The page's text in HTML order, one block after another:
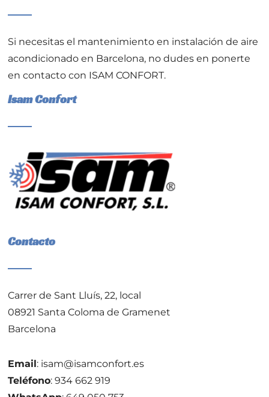
Si necesitas el mantenimiento en instalación de aire
acondicionado en Barcelona, no dudes en ponerte
en contacto con ISAM CONFORT.
Isam Confort
Contacto
Carrer de Sant Lluís, 22, local
08921 Santa Coloma de Gramenet
Barcelona
Email: isam@isamconfort.es
Teléfono:934 662 919